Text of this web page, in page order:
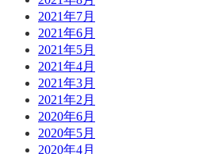
2021年7月
2021年6月
2021年5月
2021年4月
2021年3月
2021年2月
2020年6月
2020年5月
2020年4月